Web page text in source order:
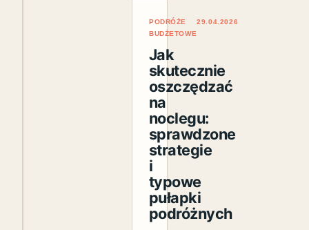
PODRÓŻE
BUDŻETOWE
29.04.2026
Jak
skutecznie
oszczędzać
na
noclegu:
sprawdzone
strategie
i
typowe
pułapki
podróżnych